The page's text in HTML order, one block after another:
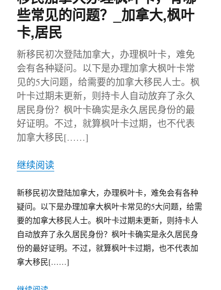
些常见的问题？_加拿大,枫叶
卡,居民
新移民初次登陆加拿大，办理枫叶卡，难免
会有各种疑问。以下是办理加拿大枫叶卡常
见的5大问题，给需要的加拿大移民人士。枫
叶卡过期未更新，则持卡人自动放弃了永久
居民身份？枫叶卡确实是永久居民身份的最
好证明。不过，就算枫叶卡过期，也不代表
加拿大移民[……]
继续阅读
新移民初次登陆加拿大，办理枫叶卡，难免会有各种
疑问。以下是办理加拿大枫叶卡常见的5大问题，给需
要的加拿大移民人士。枫叶卡过期未更新，则持卡人
自动放弃了永久居民身份？枫叶卡确实是永久居民身
份的最好证明。不过，就算枫叶卡过期，也不代表加
拿大移民[……]